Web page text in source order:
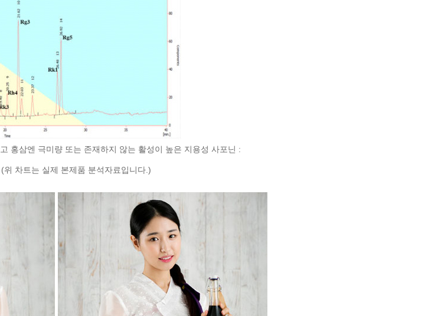
홍삼엔 극미량 또는 존재하지 않는 활성이 높은 지용성 사포닌 :
차트는 실제 본제품 분석자료입니다.)